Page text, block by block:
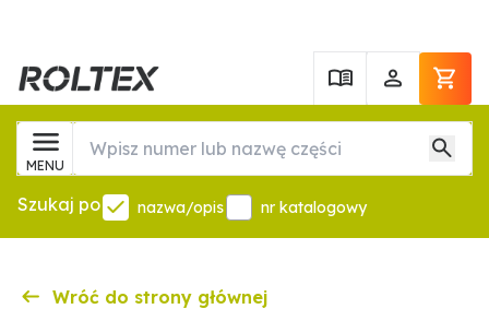
MENU
Szukaj po nazwa/opis nr katalogowy
Wróć do strony głównej